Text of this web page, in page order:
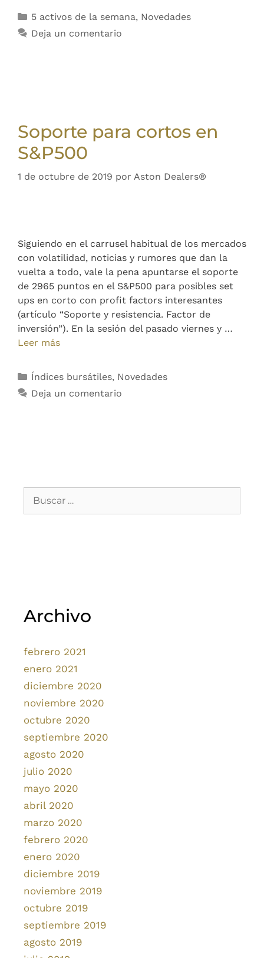
5 activos de la semana, Novedades
Deja un comentario
Soporte para cortos en
S&P500
1 de octubre de 2019 por Aston Dealers®
Siguiendo en el carrusel habitual de los mercados
con volatilidad, noticias y rumores que dan la
vuelta a todo, vale la pena apuntarse el soporte
de 2965 puntos en el S&P500 para posibles set
ups en corto con profit factors interesantes
(artículo “Soporte y resistencia. Factor de
inversión”). En la sesión del pasado viernes y …
Leer más
Índices bursátiles, Novedades
Deja un comentario
Archivo
febrero 2021
enero 2021
diciembre 2020
noviembre 2020
octubre 2020
septiembre 2020
agosto 2020
julio 2020
mayo 2020
abril 2020
marzo 2020
febrero 2020
enero 2020
diciembre 2019
noviembre 2019
octubre 2019
septiembre 2019
agosto 2019